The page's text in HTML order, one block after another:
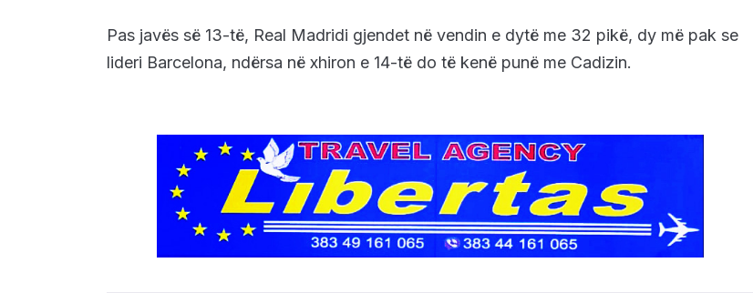
Pas javës së 13-të, Real Madridi gjendet në vendin e dytë me 32 pikë, dy më pak se
lideri Barcelona, ndërsa në xhiron e 14-të do të kenë punë me Cadizin.